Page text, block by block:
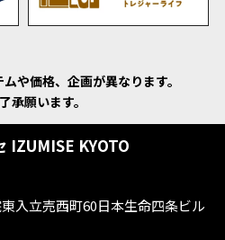
や価格、企画が異なります。
承願います。
IZUMISE KYOTO
入立売西町60日本生命四条ビル